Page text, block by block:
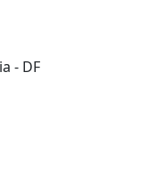
- DF